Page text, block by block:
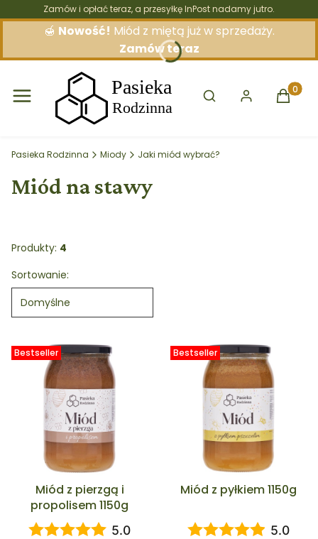
Zamów i opłać teraz, a przesyłkę InPost nadamy jutro.
🍯 Nowość! Miód z miętą już w sprzedaży.
Zamów teraz
Otwórz wyszukiwarkę
Pasieka Rodzinna Miody Jaki miód wybrać?
Miód na stawy
Produkty: 4
Lista produktów
Sortowanie:
Domyślne
Bestseller
Miód z pierzgą i
propolisem 1150g
5.0
Bestseller
Miód z pyłkiem 1150g
5.0